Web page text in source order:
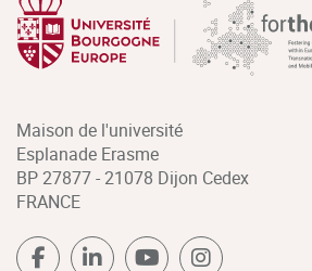
Maison de l'université
Esplanade Erasme
BP 27877 - 21078 Dijon Cedex
FRANCE